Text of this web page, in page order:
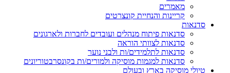
מאמרים
קריינות והנחיית קונצרטים
סדנאות
סדנאות פיתוח מנהלים ועובדים לחברות ולארגונים
סדנאות לצוותי הוראה
סדנאות לתלמידים/ות ולבני נוער
סדנאות למגמות מוסיקה ולמורים/ות בקונסרבטוריונים
טיולי מוסיקה בארץ ובעולם